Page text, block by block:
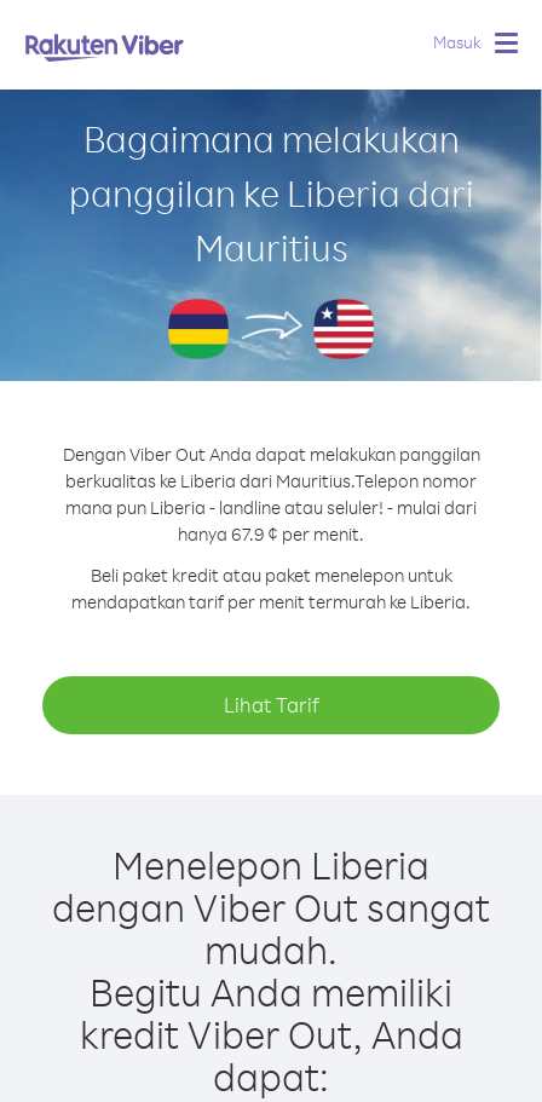
Masuk
Bagaimana melakukan
panggilan ke Liberia dari
Mauritius
Dengan Viber Out Anda dapat melakukan panggilan
berkualitas ke Liberia dari Mauritius.Telepon nomor
mana pun Liberia - landline atau seluler! - mulai dari
hanya 67.9 ¢ per menit.
Beli paket kredit atau paket menelepon untuk
mendapatkan tarif per menit termurah ke Liberia.
Lihat Tarif
Menelepon Liberia
dengan Viber Out sangat
mudah.
Begitu Anda memiliki
kredit Viber Out, Anda
dapat: